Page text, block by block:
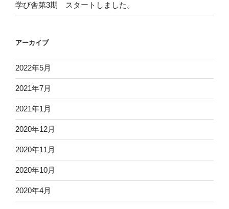
学び舎第3期 スタートしました。
アーカイブ
2022年5月
2021年7月
2021年1月
2020年12月
2020年11月
2020年10月
2020年4月